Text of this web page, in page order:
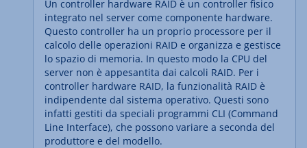
Un controller hardware RAID è un controller fisico
integrato nel server come componente hardware.
Questo controller ha un proprio processore per il
calcolo delle operazioni RAID e organizza e gestisce
lo spazio di memoria. In questo modo la CPU del
server non è appesantita dai calcoli RAID. Per i
controller hardware RAID, la funzionalità RAID è
indipendente dal sistema operativo. Questi sono
infatti gestiti da speciali programmi CLI (Command
Line Interface), che possono variare a seconda del
produttore e del modello.